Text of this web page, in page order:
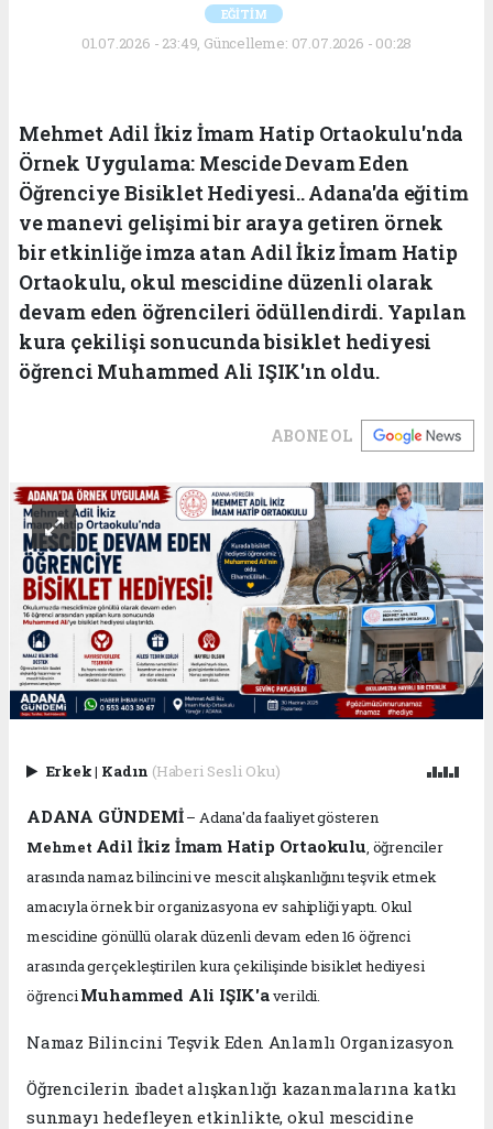
EĞİTİM
01.07.2026 - 23:49, Güncelleme: 07.07.2026 - 00:28
Mehmet Adil İkiz İmam Hatip Ortaokulu'nda
Örnek Uygulama: Mescide Devam Eden
Öğrenciye Bisiklet Hediyesi.. Adana'da eğitim
ve manevi gelişimi bir araya getiren örnek
bir etkinliğe imza atan Adil İkiz İmam Hatip
Ortaokulu, okul mescidine düzenli olarak
devam eden öğrencileri ödüllendirdi. Yapılan
kura çekilişi sonucunda bisiklet hediyesi
öğrenci Muhammed Ali IŞIK'ın oldu.
ABONE OL
Erkek| Kadın (Haberi Sesli Oku)
ADANA GÜNDEMİ– Adana'da faaliyet gösteren
Mehmet Adil İkiz İmam Hatip Ortaokulu, öğrenciler
arasında namaz bilincini ve mescit alışkanlığını teşvik etmek
amacıyla örnek bir organizasyona ev sahipliği yaptı. Okul
mescidine gönüllü olarak düzenli devam eden 16 öğrenci
arasında gerçekleştirilen kura çekilişinde bisiklet hediyesi
öğrenciMuhammed Ali IŞIK'averildi.
Namaz Bilincini Teşvik Eden Anlamlı Organizasyon
Öğrencilerin ibadet alışkanlığı kazanmalarına katkı
sunmayı hedefleyen etkinlikte, okul mescidine